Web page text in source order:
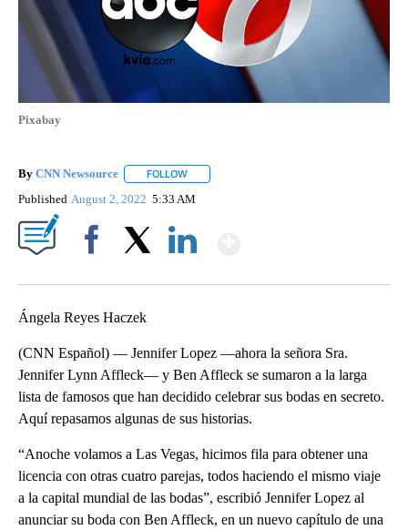
Pixabay
By CNN Newsource FOLLOW
Published August 2, 2022 5:33 AM
Ángela Reyes Haczek
(CNN Español) — Jennifer Lopez —ahora la señora Sra.
Jennifer Lynn Affleck— y Ben Affleck se sumaron a la larga
lista de famosos que han decidido celebrar sus bodas en secreto.
Aquí repasamos algunas de sus historias.
“Anoche volamos a Las Vegas, hicimos fila para obtener una
licencia con otras cuatro parejas, todos haciendo el mismo viaje
a la capital mundial de las bodas”, escribió Jennifer Lopez al
anunciar su boda con Ben Affleck, en un nuevo capítulo de una